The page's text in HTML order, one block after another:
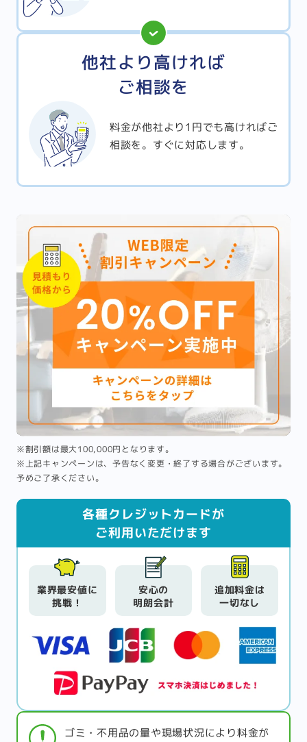
他社より高ければ
ご相談を
料金が他社より1円でも高ければご
相談を。すぐに対応します。
※割引額は最大100,000円となります。
※上記キャンペーンは、予告なく変更・終了する場合がございます。
予めご了承ください。
各種クレジットカードが
ご利用いただけます
業界最安値に
挑戦！
安心の
明朗会計
追加料金は
一切なし
ゴミ・不用品の量や現場状況により料金が